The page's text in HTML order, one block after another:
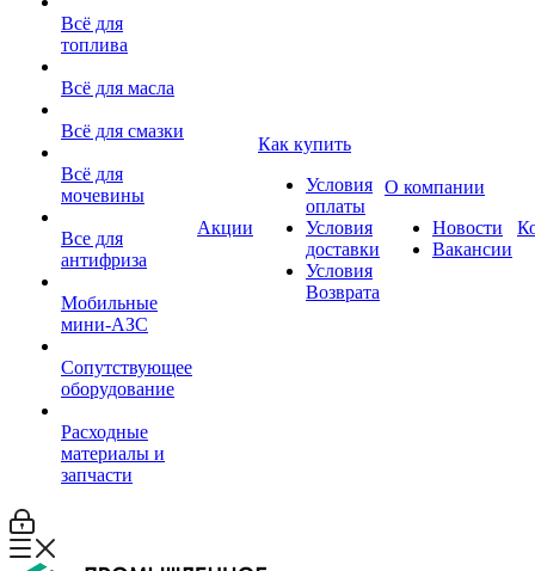
Всё для
топлива
Всё для масла
Всё для смазки
Всё для
мочевины
Все для
антифриза
Мобильные
мини-АЗС
Сопутствующее
оборудование
Расходные
материалы и
запчасти
Акции
Как купить
Условия
оплаты
Условия
доставки
Условия
Возврата
О компании
Новости
Вакансии